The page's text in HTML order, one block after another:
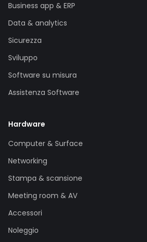
Business app & ERP
Data & analytics
Sicurezza
Sviluppo
Software su misura
Assistenza Software
Hardware
Computer & Surface
Networking
Stampa & scansione
Meeting room & AV
Accessori
Noleggio